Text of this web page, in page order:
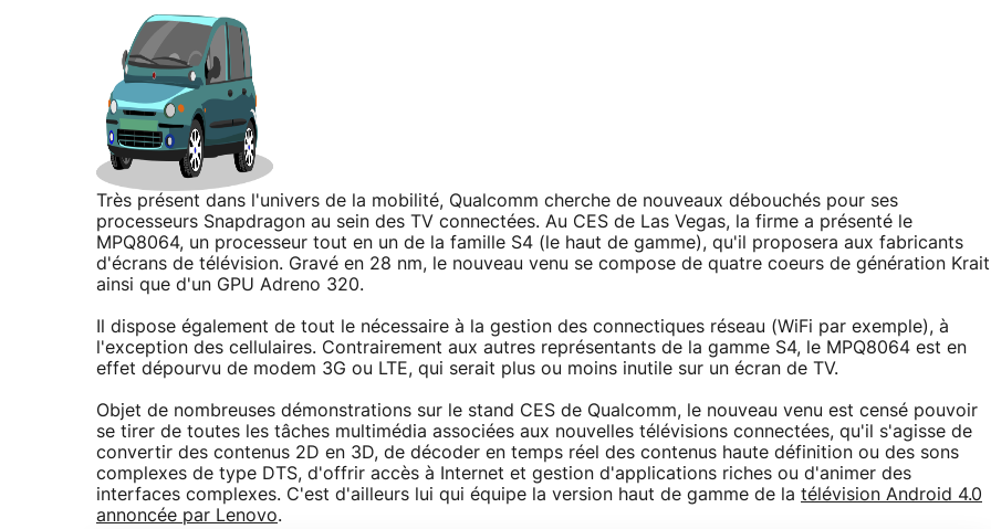
Très présent dans l'univers de la mobilité, Qualcomm cherche de nouveaux débouchés pour ses
processeurs Snapdragon au sein des TV connectées. Au CES de Las Vegas, la firme a présenté le
MPQ8064, un processeur tout en un de la famille S4 (le haut de gamme), qu'il proposera aux fabricants
d'écrans de télévision. Gravé en 28 nm, le nouveau venu se compose de quatre coeurs de génération Krait
ainsi que d'un GPU Adreno 320.
Il dispose également de tout le nécessaire à la gestion des connectiques réseau (WiFi par exemple), à
l'exception des cellulaires. Contrairement aux autres représentants de la gamme S4, le MPQ8064 est en
effet dépourvu de modem 3G ou LTE, qui serait plus ou moins inutile sur un écran de TV.
Objet de nombreuses démonstrations sur le stand CES de Qualcomm, le nouveau venu est censé pouvoir
se tirer de toutes les tâches multimédia associées aux nouvelles télévisions connectées, qu'il s'agisse de
convertir des contenus 2D en 3D, de décoder en temps réel des contenus haute définition ou des sons
complexes de type DTS, d'offrir accès à Internet et gestion d'applications riches ou d'animer des
interfaces complexes. C'est d'ailleurs lui qui équipe la version haut de gamme de la télévision Android 4.0
annoncée par Lenovo.